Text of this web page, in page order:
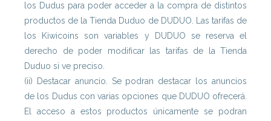
los Dudus para poder acceder a la compra de distintos
productos de la Tienda Duduo de DUDUO. Las tarifas de
los Kiwicoins son variables y DUDUO se reserva el
derecho de poder modificar las tarifas de la Tienda
Duduo si ve preciso.
(ii) Destacar anuncio. Se podran destacar los anuncios
de los Dudus con varias opciones que DUDUO ofrecerá.
El acceso a estos productos únicamente se podran